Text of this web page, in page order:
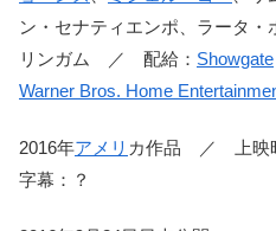
ン・セナティエンポ、ラータ
リンガム ／ 配給： Showgate
Warner Bros. Home
2016年アメリ カ作品 ／ 上映
字幕：？